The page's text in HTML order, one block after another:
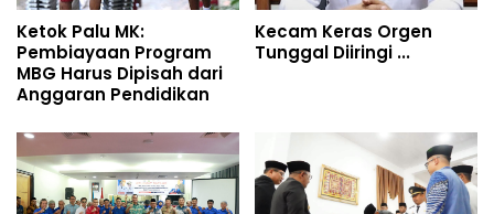
Ketok Palu MK:
Pembiayaan Program
MBG Harus Dipisah dari
Anggaran Pendidikan
Kecam Keras Orgen
Tunggal Diiringi ...